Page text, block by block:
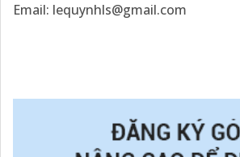
Email: lequynhls@gmail.com